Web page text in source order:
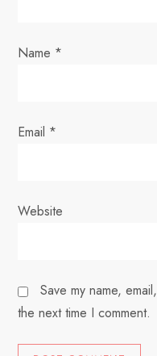
Name *
Email *
Website
Save my name,
the next time I comment.